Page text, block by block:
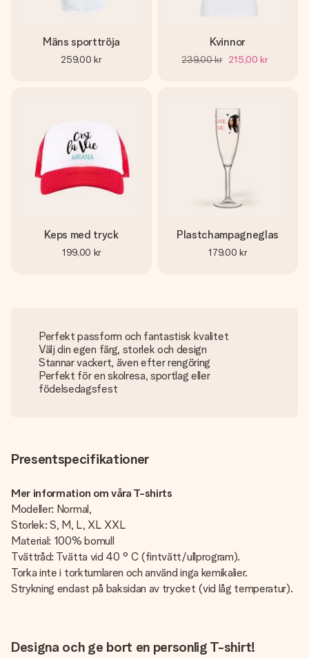
Mäns sporttröja
259,00 kr
Kvinnor
239,00 kr 215,00 kr
Keps med tryck
199,00 kr
Plastchampagneglas
179,00 kr
Perfekt passform och fantastisk kvalitet
Välj din egen färg, storlek och design
Stannar vackert, även efter rengöring
Perfekt för en skolresa, sportlag eller
födelsedagsfest
Presentspecifikationer
Mer information om våra T-shirts
Modeller: Normal,
Storlek: S, M, L, XL XXL
Material: 100% bomull
Tvättråd: Tvätta vid 40 ° C (fintvätt/ullprogram).
Torka inte i torktumlaren och använd inga kemikalier.
Strykning endast på baksidan av trycket (vid låg temperatur).
Designa och ge bort en personlig T-shirt!